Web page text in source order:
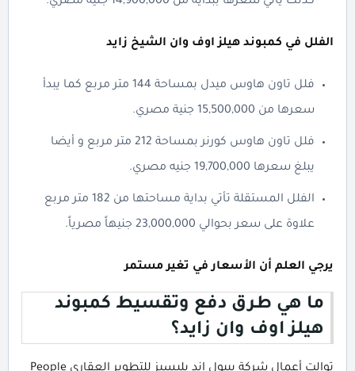
الفلل في كمبوند هيلز اوف وان الشيخ زايد
فلل تاون هاوس ميدل بمساحة 144 متر مربع كما يبدأ
سعرها من 15,500,000 جنية مصري.
فلل تاون هاوس كورنر بمساحة 212 متر مربع و أيضا
يبلغ سعرها 19,700,000 جنيه مصري.
الفلل المستقلة تأتي بداية مساحتها من 182 متر مربع
علاوة على سعر بحوالي 23,000,000 جنيهاً مصرياً.
يرجي العلم أن الأسعار في تغير مستمر
ما هي طرق دفع وتقسيط كمبوند
هيلز اوف وان زايد؟